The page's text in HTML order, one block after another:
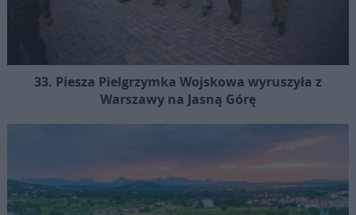
33. Piesza Pielgrzymka Wojskowa wyruszyła z
Warszawy na Jasną Górę